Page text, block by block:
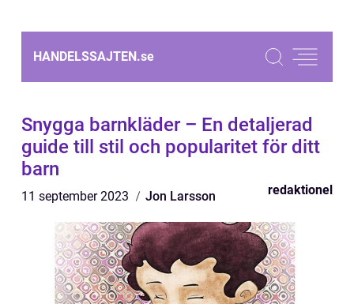
HANDELSSAJTEN.se
Snygga barnkläder – En detaljerad
guide till stil och popularitet för ditt
barn
11 september 2023 Jon Larsson redaktionel